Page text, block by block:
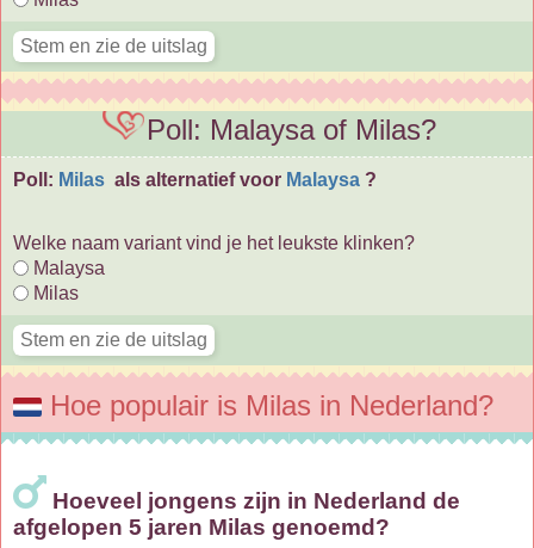
Poll: Malaysa of Milas?
Poll: Milas als alternatief voor Malaysa ?
Welke naam variant vind je het leukste klinken?
Malaysa
Milas
Hoe populair is Milas in Nederland?
Hoeveel jongens zijn in Nederland de
afgelopen 5 jaren Milas genoemd?